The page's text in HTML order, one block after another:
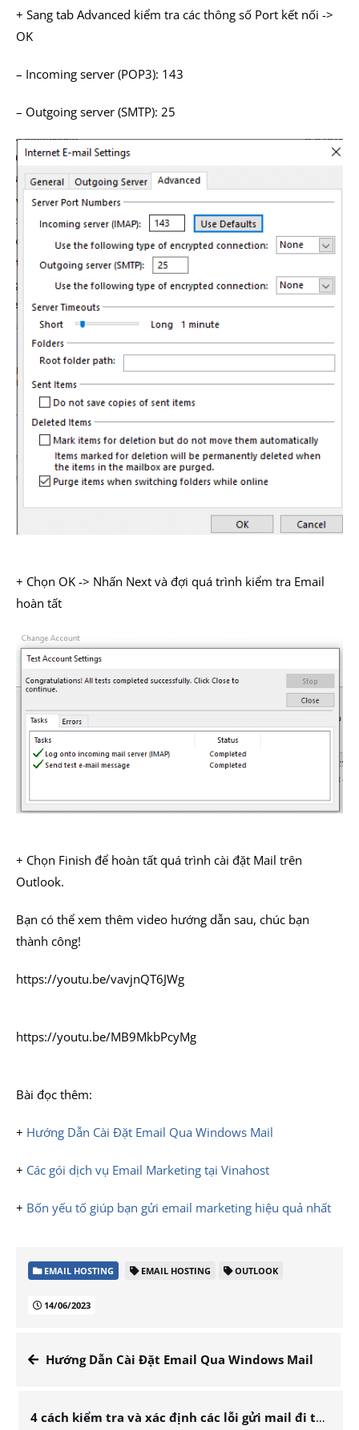
+ Sang tab Advanced kiểm tra các thông số Port kết nối ->
OK
– Incoming server (POP3): 143
– Outgoing server (SMTP): 25
+ Chọn OK -> Nhấn Next và đợi quá trình kiểm tra Email
hoàn tất
+ Chọn Finish để hoàn tất quá trình cài đặt Mail trên
Outlook.
Bạn có thể xem thêm video hướng dẫn sau, chúc bạn
thành công!
https://youtu.be/vavjnQT6JWg
https://youtu.be/MB9MkbPcyMg
Bài đọc thêm:
+ Hướng Dẫn Cài Đặt Email Qua Windows Mail
+ Các gói dịch vụ Email Marketing tại Vinahost
+ Bốn yếu tố giúp bạn gửi email marketing hiệu quả nhất
EMAIL HOSTING EMAIL HOSTING OUTLOOK
14/06/2023
Hướng Dẫn Cài Đặt Email Qua Windows Mail
4 cách kiểm tra và xác định các lỗi gửi mail đi thông thường trên Outlook